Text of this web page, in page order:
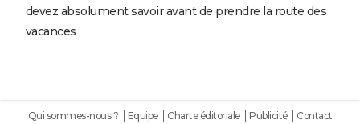
devez absolument savoir avant de prendre la route des
vacances
Qui sommes-nous ? Equipe Charte éditoriale Publicité
Contact